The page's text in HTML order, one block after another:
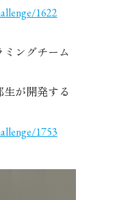
1622
ングチーム
が開発する
1753